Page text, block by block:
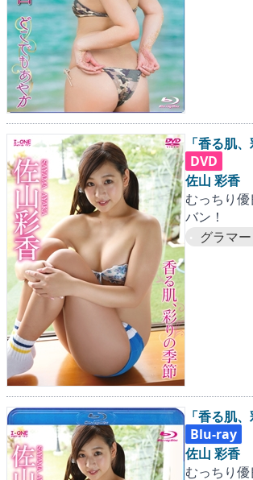
「香る肌
DVD
佐山 彩香
むっちり
バン！
グラマー
「香る肌
Blu-ray
佐山 彩香
むっちり